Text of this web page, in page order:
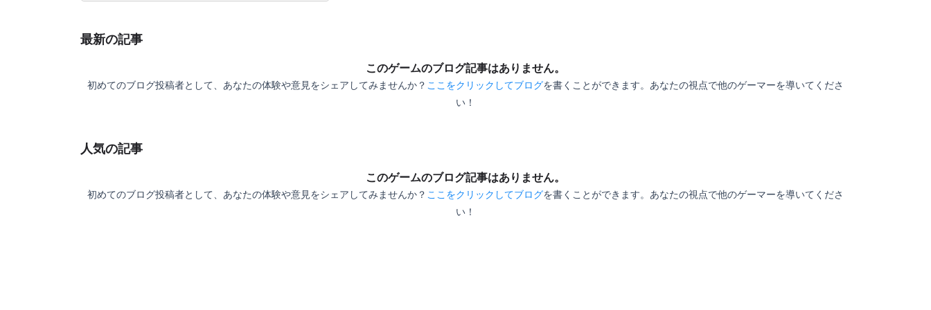
最新の記事
このゲームのブログ記事はありません。
初めてのブログ投稿者として、あなたの体験や意見をシェアしてみませんか？ ここをクリックしてブログを書くことができます。あなたの視点で他のゲーマーを導いてくださ
い！
人気の記事
このゲームのブログ記事はありません。
初めてのブログ投稿者として、あなたの体験や意見をシェアしてみませんか？ ここをクリックしてブログを書くことができます。あなたの視点で他のゲーマーを導いてくださ
い！